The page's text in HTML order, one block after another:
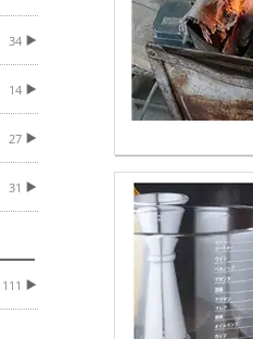
34
14
27
31
111